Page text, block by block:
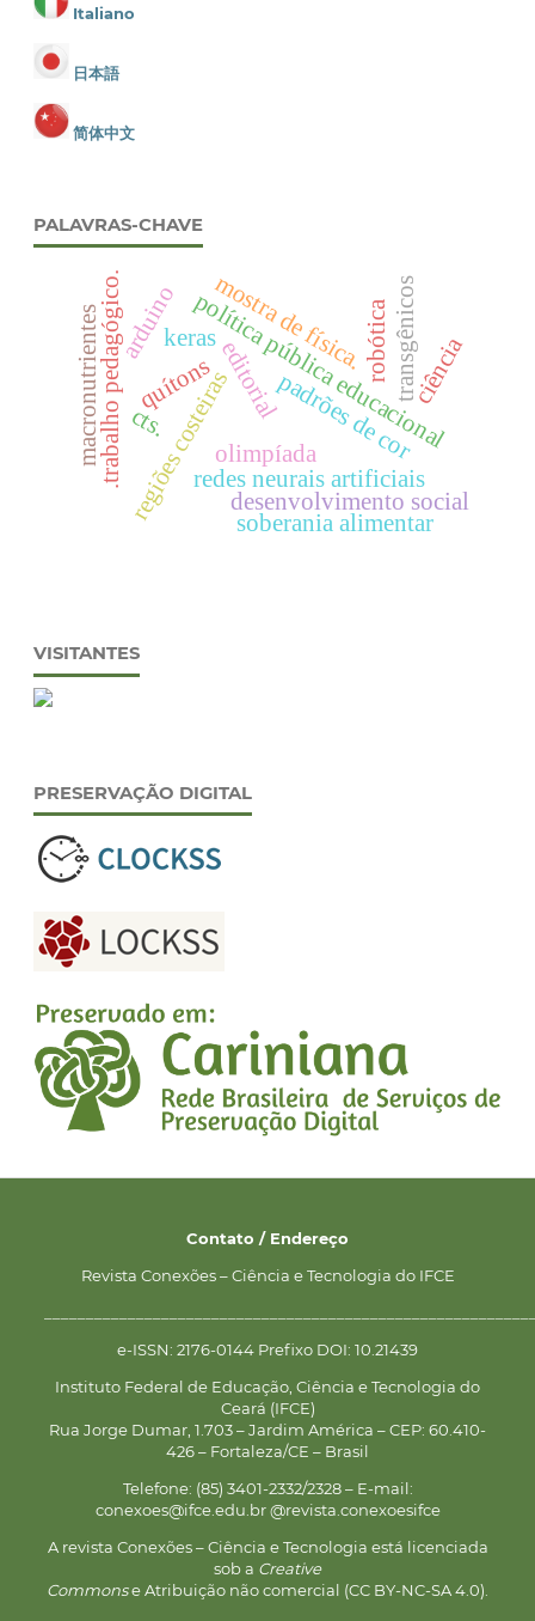
Italiano
日本語
简体中文
PALAVRAS-CHAVE
editorial
olimpíada
política pública educacional
padrões de cor
quítons
regiões costeiras
robótica
redes neurais artificiais
keras
desenvolvimento social
mostra de física. transgênicos
cts.
.trabalho pedagógico. ciência
macronutrientes
soberania alimentar
arduino
VISITANTES
PRESERVAÇÃO DIGITAL
Contato / Endereço
Revista Conexões – Ciência e Tecnologia do IFCE
e-ISSN: 2176-0144 Prefixo DOI: 10.21439
Instituto Federal de Educação, Ciência e Tecnologia do
Ceará (IFCE)
Rua Jorge Dumar, 1.703 – Jardim América – CEP: 60.410-
426 – Fortaleza/CE – Brasil
Telefone: (85) 3401-2332/2328 – E-mail:
conexoes@ifce.edu.br @revista.conexoesifce
A revista Conexões – Ciência e Tecnologia está licenciada
sob a Creative
Commonse Atribuição não comercial (CC BY-NC-SA 4.0).